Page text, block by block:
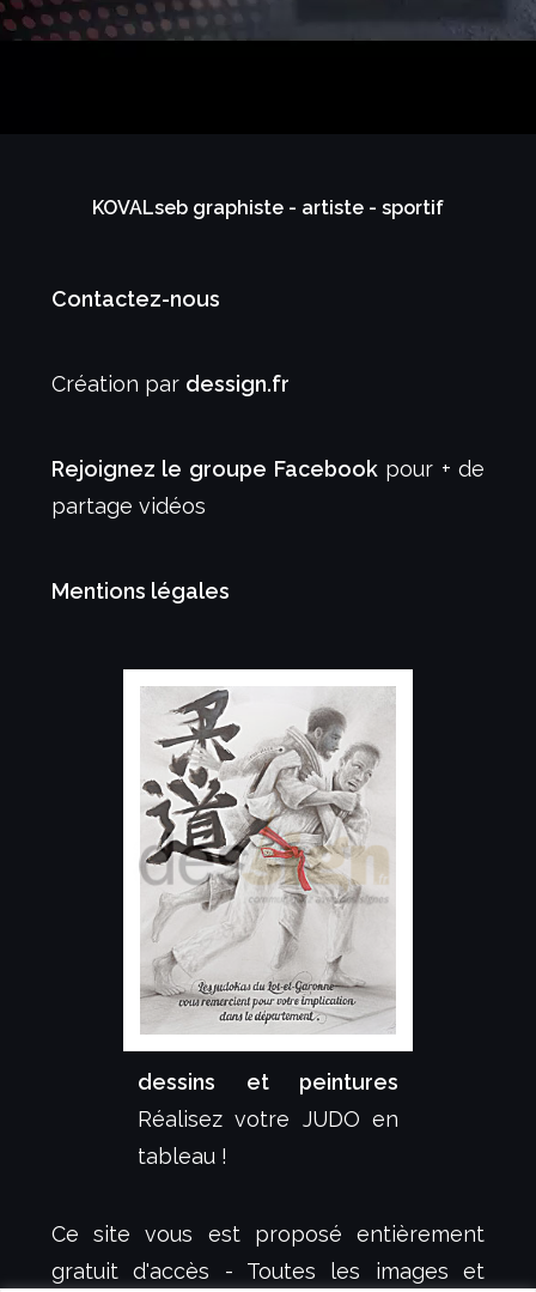
KOVALseb graphiste - artiste - sportif
Contactez-nous
Création par dessign.fr
Rejoignez le groupe Facebook pour + de
partage vidéos
Mentions légales
dessins et peintures
Réalisez votre JUDO en
tableau !
Ce site vous est proposé entièrement
gratuit d'accès - Toutes les images et